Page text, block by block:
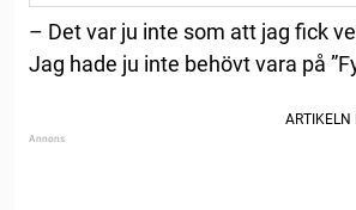
– Det var ju inte som att jag fick
Jag hade ju inte behövt vara på